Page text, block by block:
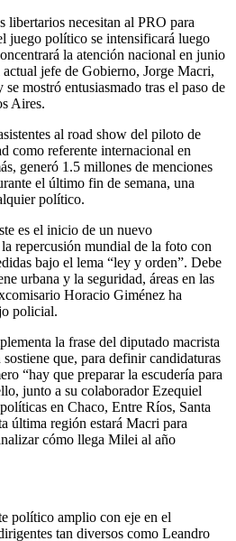
libertarios necesitan al PRO para
juego político se intensificará luego
la atención nacional en junio
jefe de Gobierno, Jorge Macri,
mostró entusiasmado tras el paso de
Aires.
al road show del piloto de
como referente internacional en
generó 1.5 millones de menciones
el último fin de semana, una
político.
es el inicio de un nuevo
repercusión mundial de la foto con
bajo el lema “ley y orden”. Debe
urbana y la seguridad, áreas en las
Horacio Giménez ha
policial.
la frase del diputado macrista
que, para definir candidaturas
“hay que preparar la escudería para
junto a su colaborador Ezequiel
en Chaco, Entre Ríos, Santa
última región estará Macri para
cómo llega Milei al año
político amplio con eje en el
tan diversos como Leandro